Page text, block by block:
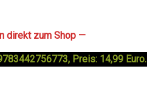
direkt zum Shop —
Preis: 14,99 Euro.